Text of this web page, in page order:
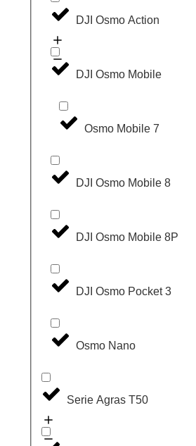
DJI Osmo Action
DJI Osmo Mobile
Osmo Mobile 7
DJI Osmo Mobile 8
DJI Osmo Mobile 8P
DJI Osmo Pocket 3
Osmo Nano
Serie Agras T50